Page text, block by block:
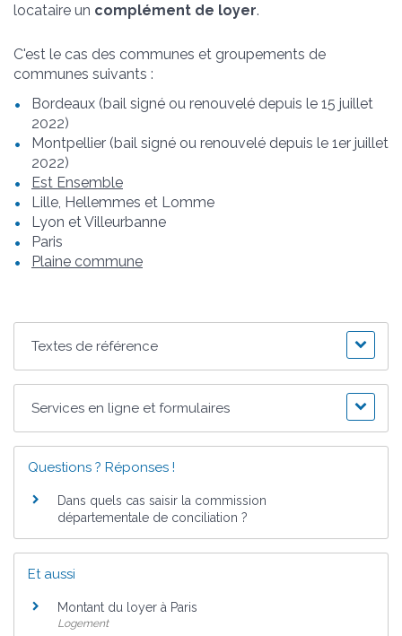
locataire un complément de loyer.
C'est le cas des communes et groupements de
communes suivants :
Bordeaux (bail signé ou renouvelé depuis le 15 juillet
2022)
Montpellier (bail signé ou renouvelé depuis le 1er juillet
2022)
Est Ensemble
Lille, Hellemmes et Lomme
Lyon et Villeurbanne
Paris
Plaine commune
Textes de référence
Services en ligne et formulaires
Questions ? Réponses !
Dans quels cas saisir la commission
départementale de conciliation ?
Et aussi
Montant du loyer à Paris
Logement